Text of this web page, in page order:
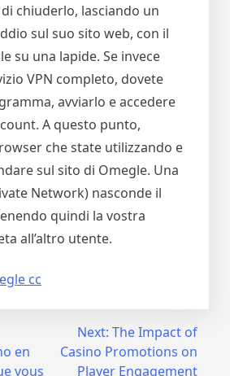
chiuderlo, lasciando un
sul suo sito web, con il
su una lapide. Se invece
VPN completo, dovete
avviarlo e accedere
A questo punto,
che state utilizzando e
sul sito di Omegle. Una
Network) nasconde il
quindi la vostra
all’altro utente.
cc
en
vous
Next: The Impact of
Casino Promotions on
Player Engagement